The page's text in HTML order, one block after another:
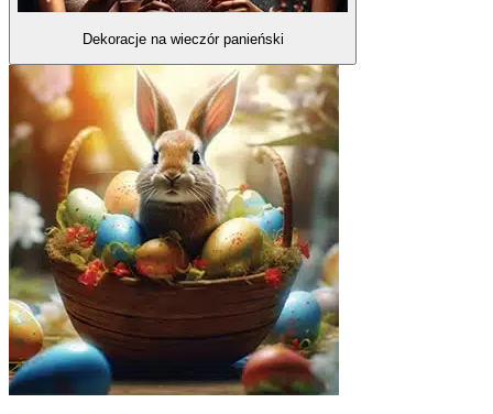
Dekoracje na wieczór panieński